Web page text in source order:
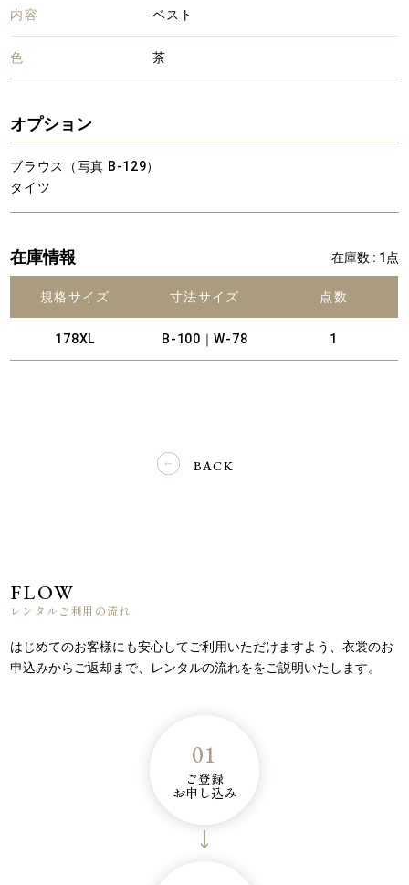
内容 ベスト
色 茶
オプション
ブラウス（写真 B-129）
タイツ
在庫情報 在庫数 : 1点
規格サイズ 寸法サイズ 点数
178XL B-100｜W-78 1
BACK
FLOW
レンタルご利用の流れ
はじめてのお客様にも安心してご利用いただけますよう、衣裳のお
申込みからご返却まで、レンタルの流れををご説明いたします。
01
ご登録
お申し込み